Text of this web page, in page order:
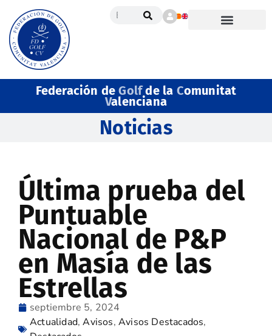
Federación deGolfde la Comunitat
Valenciana
Noticias
Última prueba del
Puntuable
Nacional de P&P
en Masía de las
Estrellas
septiembre 5, 2024
Actualidad,Avisos,Avisos Destacados,